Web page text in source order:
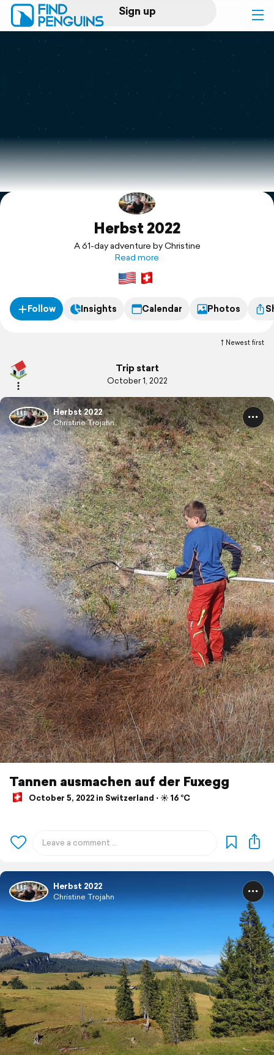
Sign up
Log in
Print a book
Flyover video
Explore
Herbst 2022
A 61-day adventure by Christine
Read more
Follow Insights Calendar Photos
Newest first
Trip start
October 1, 2022
Herbst 2022
Christine Trojahn
Tannen ausmachen auf der Fuxegg
October 5, 2022 in Switzerland ⋅ ☀️ 16 °C
Herbst 2022
Christine Trojahn